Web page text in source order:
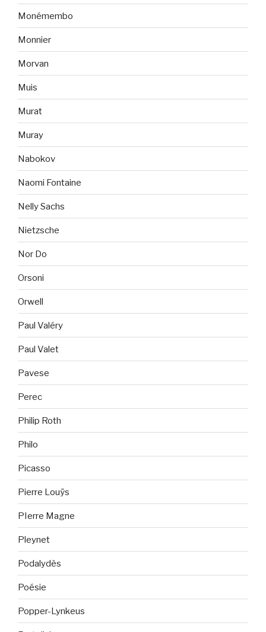
Monémembo
Monnier
Morvan
Muis
Murat
Muray
Nabokov
Naomi Fontaine
Nelly Sachs
Nietzsche
Nor Do
Orsoni
Orwell
Paul Valéry
Paul Valet
Pavese
Perec
Philip Roth
Philo
Picasso
Pierre Louÿs
PIerre Magne
Pleynet
Podalydès
Poésie
Popper-Lynkeus